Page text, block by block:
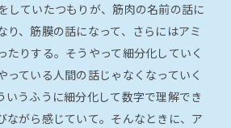
していたつもりが、筋肉の名前の話に
り、筋膜の話になって、さらにはアミ
たりする。そうやって細分化していく
っている人間の話じゃなくなっていく
いうふうに細分化して数字で理解でき
ながら感じていて。そんなときに、ア